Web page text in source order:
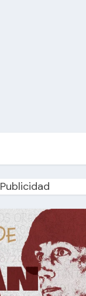
Publicidad